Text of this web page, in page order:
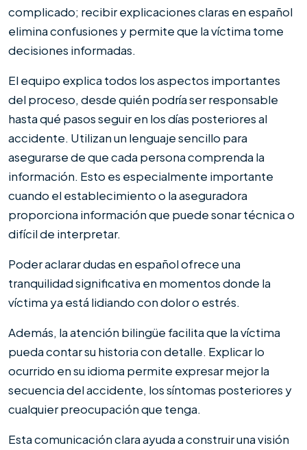
complicado; recibir explicaciones claras en español
elimina confusiones y permite que la víctima tome
decisiones informadas.
El equipo explica todos los aspectos importantes
del proceso, desde quién podría ser responsable
hasta qué pasos seguir en los días posteriores al
accidente. Utilizan un lenguaje sencillo para
asegurarse de que cada persona comprenda la
información. Esto es especialmente importante
cuando el establecimiento o la aseguradora
proporciona información que puede sonar técnica o
difícil de interpretar.
Poder aclarar dudas en español ofrece una
tranquilidad significativa en momentos donde la
víctima ya está lidiando con dolor o estrés.
Además, la atención bilingüe facilita que la víctima
pueda contar su historia con detalle. Explicar lo
ocurrido en su idioma permite expresar mejor la
secuencia del accidente, los síntomas posteriores y
cualquier preocupación que tenga.
Esta comunicación clara ayuda a construir una visión